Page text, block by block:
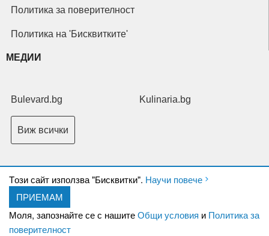
Tози сайт използва "Бисквитки". Научи повече
ПРИЕМАМ
Моля, запознайте се с нашитеОбщи условия и Политика за
поверителност
Политика за поверителност
Политика на 'Бисквитките'
МЕДИИ
Bulevard.bg Kulinaria.bg
Виж всички
Copyright © 2026 Ксениум ООД. Всички права запазени.
XeniumCompany.com